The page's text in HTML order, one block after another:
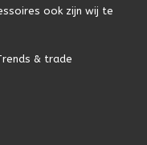
ook zijn wij te
& trade